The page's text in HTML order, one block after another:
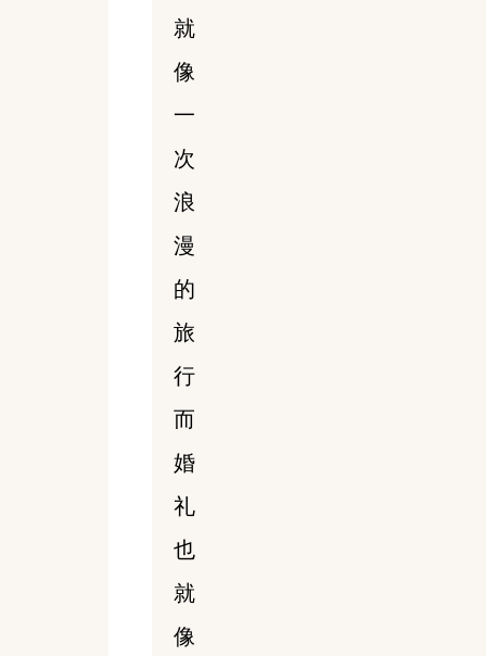
就
像
一
次
浪
漫
的
旅
行
而
婚
礼
也
就
像